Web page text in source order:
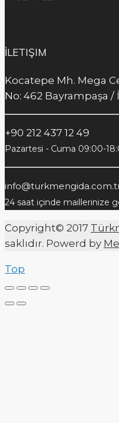
İLETIŞIM
Kocatepe Mh. Mega
No: 462 Bayrampaşa /
+90 212 437 12 49
Pazartesi - Cuma 09:00-
24 saat içinde maillerinize
Copyright© 2017
saklıdır. Powerd by
Top